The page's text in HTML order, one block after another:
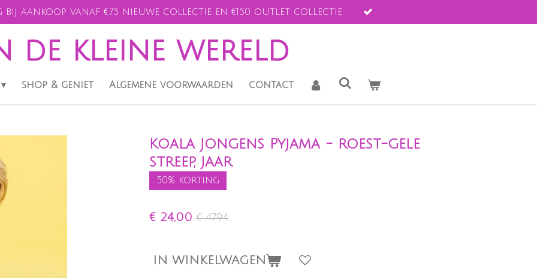
bij aankoop vanaf €75 nieuwe collectie en €150 outlet collectie
de kleine wereld
shop & geniet Algemene voorwaarden contact
Koala Jongens Pyjama - roest-gele
streep, jaar
50% korting
€ 24,00 € 47,94
IN WINKELWAGEN